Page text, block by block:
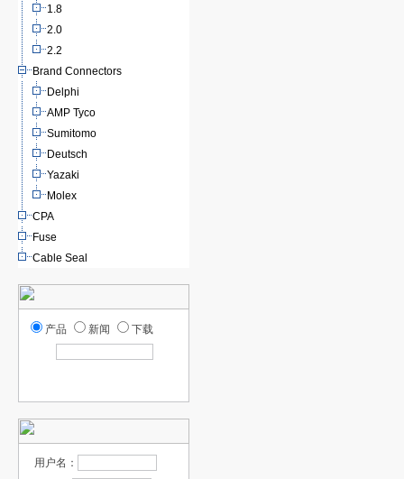
1.8
2.0
2.2
Brand Connectors
Delphi
AMP Tyco
Sumitomo
Deutsch
Yazaki
Molex
CPA
Fuse
Cable Seal
产品 新闻 下载
用户名：